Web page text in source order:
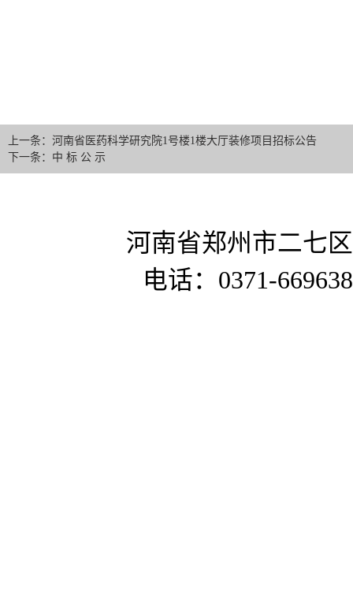
上一条：河南省医药科学研究院1号楼1楼大厅装修项目招标公告
下一条：中 标 公 示
河南省郑州市二七
电话：0371-